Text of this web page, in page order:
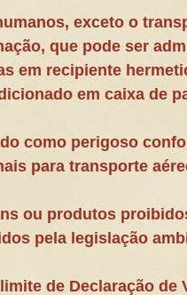
exceto o
que pode ser
em recipiente
em caixa de
como perigoso
para transporte
ou produtos
pela legislação
de Declaração de